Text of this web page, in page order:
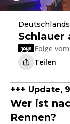
Schlauer
Folge
Teilen
+++ Update,
Wer ist
Rennen?